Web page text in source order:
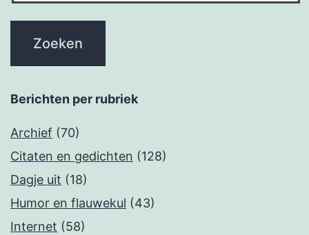
Berichten per rubriek
Archief (70)
Citaten en gedichten (128)
Dagje uit (18)
Humor en flauwekul (43)
Internet (58)